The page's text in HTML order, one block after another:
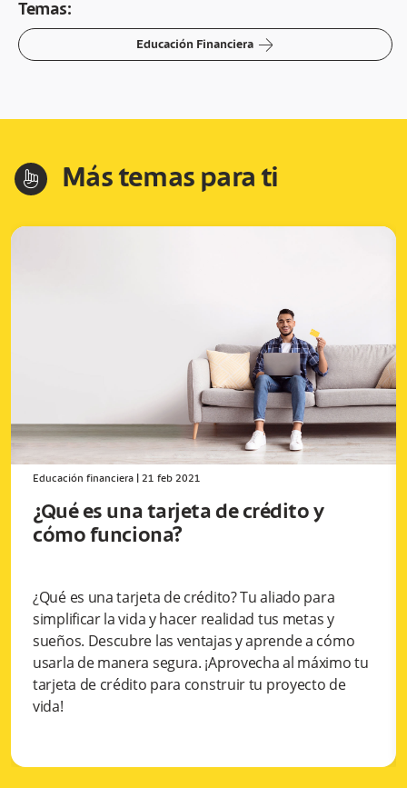
Temas:
Educación Financiera arrow-right
hand-index Más temas para ti
Educación financiera 21 feb 2021
¿Qué es una tarjeta de crédito y
cómo funciona?
¿Qué es una tarjeta de crédito? Tu aliado para
simplificar la vida y hacer realidad tus metas y
sueños. Descubre las ventajas y aprende a cómo
usarla de manera segura. ¡Aprovecha al máximo tu
tarjeta de crédito para construir tu proyecto de
vida!